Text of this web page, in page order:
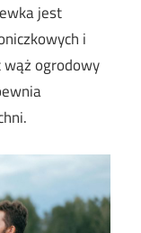
jest
i
ogrodowy